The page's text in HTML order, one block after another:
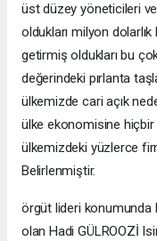
üst düzey yöneticileri ve
oldukları milyon
getirmiş oldukları bu
değerindeki pırlanta
ülkemizde cari açık
ülke ekonomisine hiçbir
ülkemizdeki yüzlerce
Belirlenmiştir.
örgüt lideri konumunda
olan Hadi GÜLROOZİ